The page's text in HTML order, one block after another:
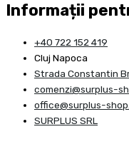
Informații
+40 722 152 419
Cluj Napoca
Strada Constantin
comenzi@surplus-
office@surplus-
SURPLUS SRL